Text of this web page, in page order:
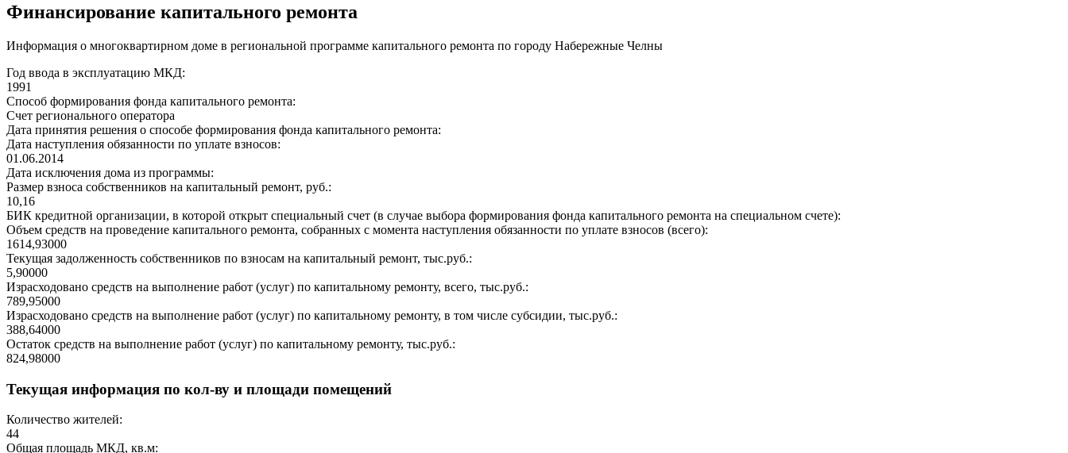
Финансирование капитального ремонта
Информация о многоквартирном доме в региональной программе капитального ремонта по городу Набережные Челны
Год ввода в эксплуатацию МКД:
1991
Способ формирования фонда капитального ремонта:
Счет регионального оператора
Дата принятия решения о способе формирования фонда капитального ремонта:
Дата наступления обязанности по уплате взносов:
01.06.2014
Дата исключения дома из программы:
Размер взноса собственников на капитальный ремонт, руб.:
10,16
БИК кредитной организации, в которой открыт специальный счет (в случае выбора формирования фонда капитального ремонта на специальном счете):
Объем средств на проведение капитального ремонта, собранных с момента наступления обязанности по уплате взносов (всего):
1614,93000
Текущая задолженность собственников по взносам на капитальный ремонт, тыс.руб.:
5,90000
Израсходовано средств на выполнение работ (услуг) по капитальному ремонту, всего, тыс.руб.:
789,95000
Израсходовано средств на выполнение работ (услуг) по капитальному ремонту, в том числе субсидии, тыс.руб.:
388,64000
Остаток средств на выполнение работ (услуг) по капитальному ремонту, тыс.руб.:
824,98000
Текущая информация по кол-ву и площади помещений
Количество жителей:
44
Общая площадь МКД, кв.м: